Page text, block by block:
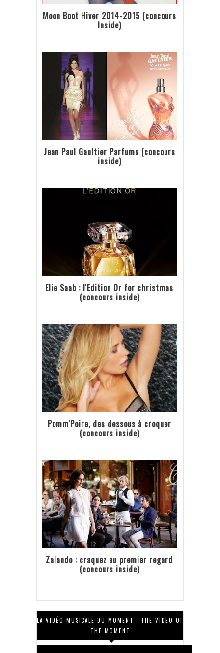
Moon Boot Hiver 2014-2015 (concours
Inside)
Jean Paul Gaultier Parfums (concours
inside)
Elie Saab : l'Edition Or for christmas
(concours inside)
Pomm'Poire, des dessous à croquer
(concours inside)
Zalando : craquez au premier regard
(concours inside)
LA VIDÉO MUSICALE DU MOMENT - THE VIDEO OF
THE MOMENT